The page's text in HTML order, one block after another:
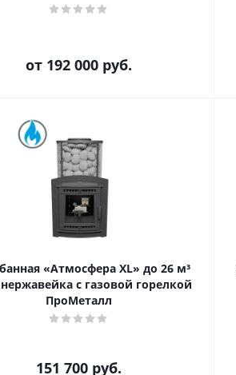
от 192 000 руб.
«Атмосфера XL» до 26 м³
нержавейка с газовой горелкой
ПроМеталл
151 700руб.